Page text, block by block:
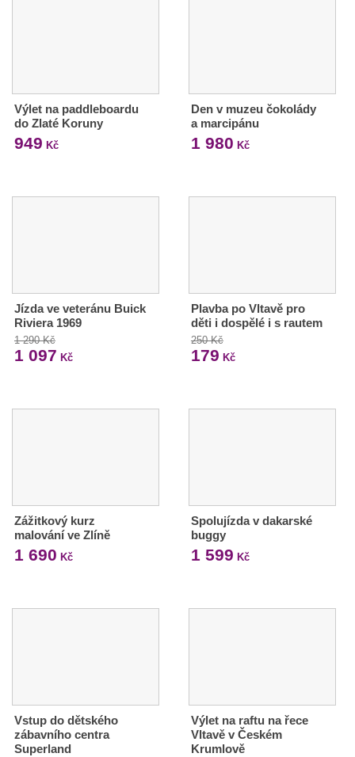
Výlet na paddleboardu
do Zlaté Koruny
949 Kč
Den v muzeu čokolády
a marcipánu
1 980 Kč
Jízda ve veteránu Buick
Riviera 1969
1 290 Kč
1 097 Kč
Plavba po Vltavě pro
děti i dospělé i s rautem
250 Kč
179 Kč
Zážitkový kurz
malování ve Zlíně
1 690 Kč
Spolujízda v dakarské
buggy
1 599 Kč
Vstup do dětského
zábavního centra
Superland
Výlet na raftu na řece
Vltavě v Českém
Krumlově